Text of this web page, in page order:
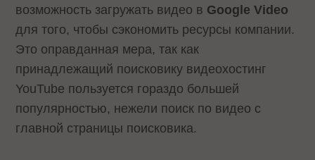
возможность загружать видео в Google Video
для того, чтобы сэкономить ресурсы компании.
Это оправданная мера, так как
принадлежащий поисковику видеохостинг
YouTube пользуется гораздо большей
популярностью, нежели поиск по видео с
главной страницы поисковика.